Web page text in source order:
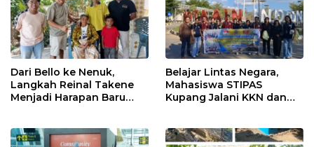
Dari Bello ke Nenuk,
Langkah Reinal Takene
Menjadi Harapan Baru
Belajar Lintas Negara,
Mahasiswa STIPAS
Kupang Jalani KKN dan